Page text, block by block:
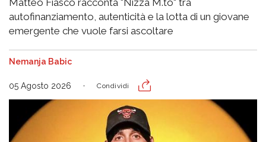
Matteo Fiasco racconta "Nizza M.to" tra
autofinanziamento, autenticità e la lotta di un giovane
emergente che vuole farsi ascoltare
Nemanja Babic
05 Agosto 2026 Condividi